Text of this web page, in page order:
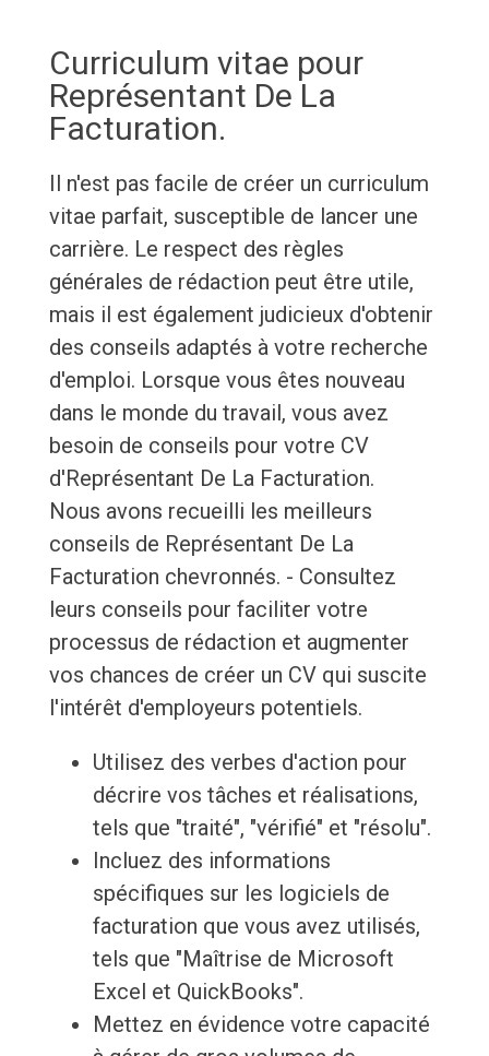
Curriculum vitae pour
Représentant De La
Facturation.
Il n'est pas facile de créer un curriculum
vitae parfait, susceptible de lancer une
carrière. Le respect des règles
générales de rédaction peut être utile,
mais il est également judicieux d'obtenir
des conseils adaptés à votre recherche
d'emploi. Lorsque vous êtes nouveau
dans le monde du travail, vous avez
besoin de conseils pour votre CV
d'Représentant De La Facturation.
Nous avons recueilli les meilleurs
conseils de Représentant De La
Facturation chevronnés. - Consultez
leurs conseils pour faciliter votre
processus de rédaction et augmenter
vos chances de créer un CV qui suscite
l'intérêt d'employeurs potentiels.
Utilisez des verbes d'action pour
décrire vos tâches et réalisations,
tels que "traité", "vérifié" et "résolu".
Incluez des informations
spécifiques sur les logiciels de
facturation que vous avez utilisés,
tels que "Maîtrise de Microsoft
Excel et QuickBooks".
Mettez en évidence votre capacité